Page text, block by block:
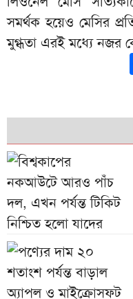
সমর্থক হয়েও মেসির
মুগ্ধতা এরই মধ্যে নজর